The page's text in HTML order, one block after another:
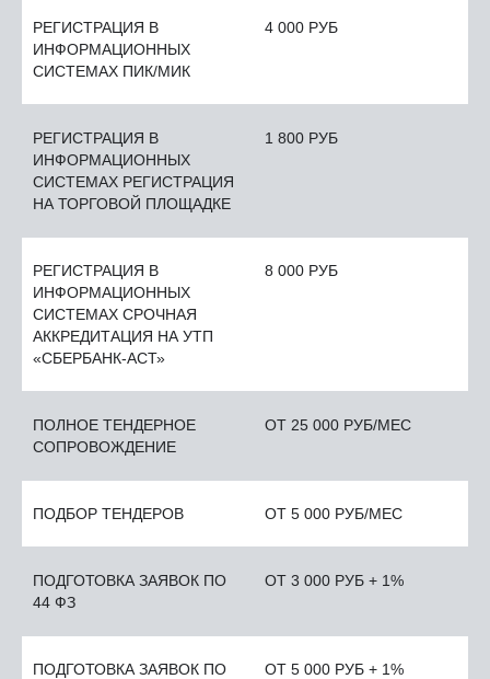
РЕГИСТРАЦИЯ В
ИНФОРМАЦИОННЫХ
СИСТЕМАХ ПИК/МИК
4 000 РУБ
РЕГИСТРАЦИЯ В
ИНФОРМАЦИОННЫХ
СИСТЕМАХ РЕГИСТРАЦИЯ
НА ТОРГОВОЙ ПЛОЩАДКЕ
1 800 РУБ
РЕГИСТРАЦИЯ В
ИНФОРМАЦИОННЫХ
СИСТЕМАХ СРОЧНАЯ
АККРЕДИТАЦИЯ НА УТП
«СБЕРБАНК-АСТ»
8 000 РУБ
ПОЛНОЕ ТЕНДЕРНОЕ
СОПРОВОЖДЕНИЕ
ОТ 25 000 РУБ/МЕС
ПОДБОР ТЕНДЕРОВ ОТ 5 000 РУБ/МЕС
ПОДГОТОВКА ЗАЯВОК ПО
44 ФЗ
ОТ 3 000 РУБ + 1%
ПОДГОТОВКА ЗАЯВОК ПО
ОТ 5 000 РУБ + 1%